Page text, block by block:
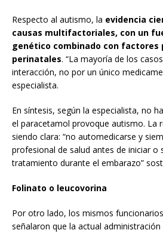
Respecto al autismo, la evidencia
causas multifactoriales, con un
genético combinado con factores
perinatales. “La mayoría de los
interacción, no por un único
especialista.
En síntesis, según la especialista, no
el paracetamol provoque autismo. La
siendo clara: “no automedicarse y
profesional de salud antes de iniciar o
tratamiento durante el embarazo”
Folinato o leucovorina
Por otro lado, los mismos
señalaron que la actual